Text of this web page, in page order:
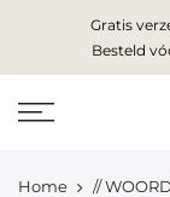
content
Gratis
Besteld
Home //